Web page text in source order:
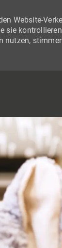
Website-
sie
nutzen,